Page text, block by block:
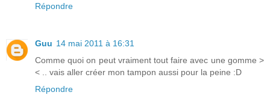
Répondre
Guu 14 mai 2011 à 16:31
Comme quoi on peut vraiment tout faire avec une gomme >
< .. vais aller créer mon tampon aussi pour la peine :D
Répondre